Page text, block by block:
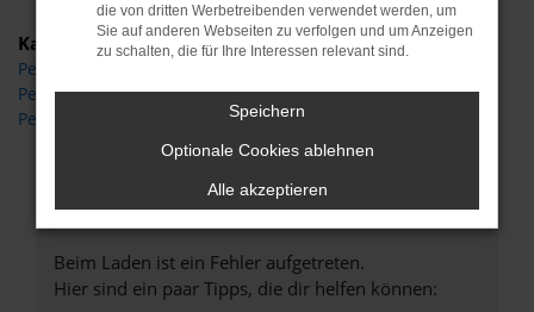
Kategorie
Peugeot 3008 Gebrauchtwagen Brandenburg
Peugeot 3008 Neuwagen Brandenburg
Peugeot 3008 Brandenburg
Fehler: Network Error
Beim Laden ist ein Fehler aufgetreten.
Hier sind ein paar Tipps, die dir helfen können:
die von dritten Werbetreibenden verwendet werden, um
Sie auf anderen Webseiten zu verfolgen und um Anzeigen
zu schalten, die für Ihre Interessen relevant sind.
Speichern
Optionale Cookies ablehnen
Alle akzeptieren